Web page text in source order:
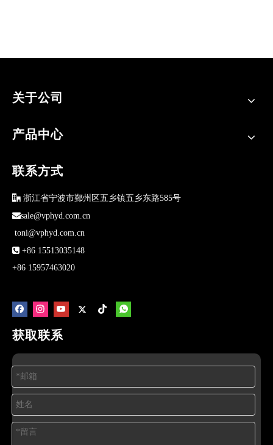
关于公司
产品中心
联系方式
 浙江省宁波市鄞州区五乡镇五乡东路585号
sale@vphyd.com.cn
toni@vphyd.com.cn
 +86 15513035148
+86 15957463020
获取联系